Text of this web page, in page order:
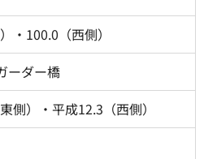
・100.0（西側）
ーダー橋
側）・平成12.3（西側）